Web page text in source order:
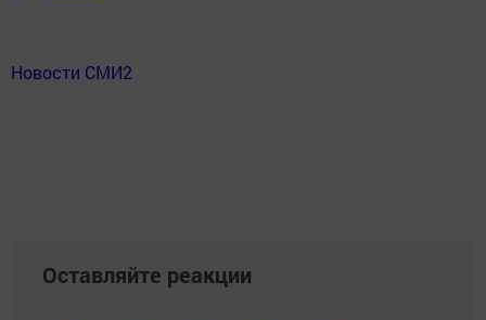
Новости СМИ2
Оставляйте реакции